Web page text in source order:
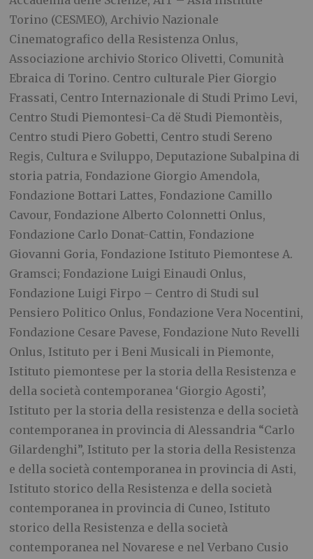
Torino (CESMEO), Archivio Nazionale
Cinematografico della Resistenza Onlus,
Associazione archivio Storico Olivetti, Comunità
Ebraica di Torino. Centro culturale Pier Giorgio
Frassati, Centro Internazionale di Studi Primo Levi,
Centro Studi Piemontesi-Ca dë Studi Piemontèis,
Centro studi Piero Gobetti, Centro studi Sereno
Regis, Cultura e Sviluppo, Deputazione Subalpina di
storia patria, Fondazione Giorgio Amendola,
Fondazione Bottari Lattes, Fondazione Camillo
Cavour, Fondazione Alberto Colonnetti Onlus,
Fondazione Carlo Donat-Cattin, Fondazione
Giovanni Goria, Fondazione Istituto Piemontese A.
Gramsci; Fondazione Luigi Einaudi Onlus,
Fondazione Luigi Firpo – Centro di Studi sul
Pensiero Politico Onlus, Fondazione Vera Nocentini,
Fondazione Cesare Pavese, Fondazione Nuto Revelli
Onlus, Istituto per i Beni Musicali in Piemonte,
Istituto piemontese per la storia della Resistenza e
della società contemporanea ‘Giorgio Agosti’,
Istituto per la storia della resistenza e della società
contemporanea in provincia di Alessandria “Carlo
Gilardenghi”, Istituto per la storia della Resistenza
e della società contemporanea in provincia di Asti,
Istituto storico della Resistenza e della società
contemporanea in provincia di Cuneo, Istituto
storico della Resistenza e della società
contemporanea nel Novarese e nel Verbano Cusio